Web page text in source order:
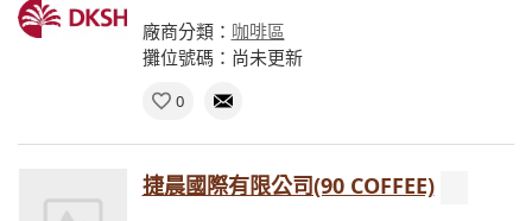
廠商分類： 咖啡區
攤位號碼：尚未更新
0
捷晨國際有限公司(90 COFFEE)